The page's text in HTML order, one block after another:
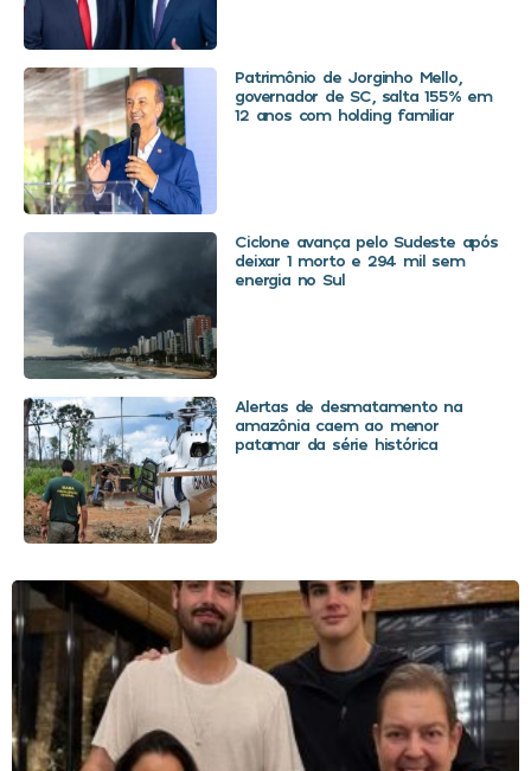
Patrimônio de Jorginho Mello,
governador de SC, salta 155% em
12 anos com holding familiar
Ciclone avança pelo Sudeste após
deixar 1 morto e 294 mil sem
energia no Sul
Alertas de desmatamento na
amazônia caem ao menor
patamar da série histórica